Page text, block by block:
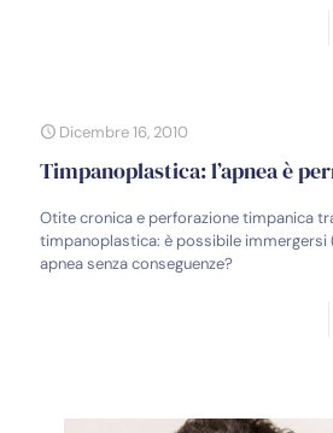
Dicembre 16, 2010
Timpanoplastica: l’apnea è
Otite cronica e perforazione timpanica
timpanoplastica: è possibile immergersi
apnea senza conseguenze?